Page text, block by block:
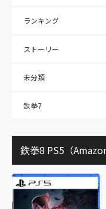
ランキング
ストーリー
未分類
鉄拳7
鉄拳8 PS5（Amazon